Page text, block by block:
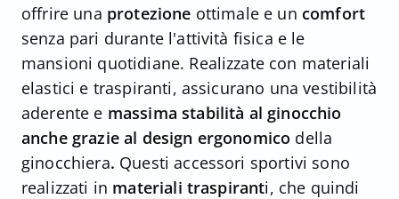
offrire una protezione ottimale e un comfort
senza pari durante l'attività fisica e le
mansioni quotidiane. Realizzate con materiali
elastici e traspiranti, assicurano una vestibilità
aderente e massima stabilità al ginocchio
anche grazie al design ergonomico della
ginocchiera. Questi accessori sportivi sono
realizzati in materiali traspiranti, che quindi